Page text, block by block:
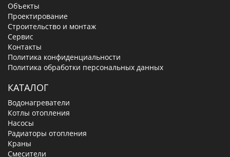
Объекты
Проектирование
Строительство и монтаж
Сервис
Контакты
Политика конфиденциальности
Политика обработки персональных данных
КАТАЛОГ
Водонагреватели
Котлы отопления
Насосы
Радиаторы отопления
Краны
Смесители